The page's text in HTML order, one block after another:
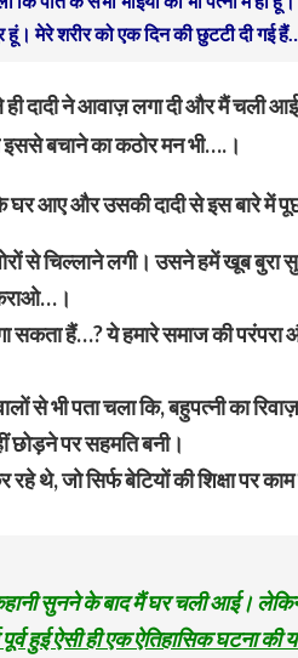
हूं। मेरे शरीर को एक दिन की छुटटी दी गई
ने आवाज़ लगा दी और मैं चली
बचाने का कठोर मन भी….।
घर आए और उसकी दादी से इस बारे में
से चिल्लाने लगी। उसने हमें खूब बुरा
सकता हैं…? ये हमारे समाज की परंपरा
से भी पता चला कि, बहुपत्नी का
छोड़ने पर सहमति बनी।
थे, जो सिर्फ बेटियों की शिक्षा पर
सुनने के बाद मैं घर चली आई।
हुई ऐसी ही एक ऐतिहासिक घटना की